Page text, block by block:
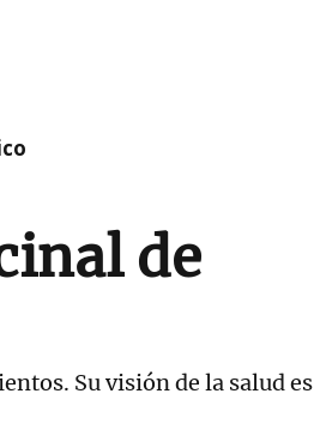
de
Su visión de la salud es